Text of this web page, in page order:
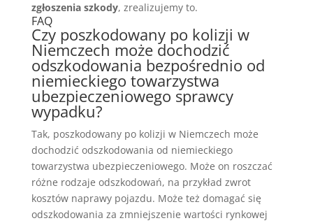
zgłoszenia szkody, zrealizujemy to.
FAQ
Czy poszkodowany po kolizji w
Niemczech może dochodzić
odszkodowania bezpośrednio od
niemieckiego towarzystwa
ubezpieczeniowego sprawcy
wypadku?
Tak, poszkodowany po kolizji w Niemczech może
dochodzić odszkodowania od niemieckiego
towarzystwa ubezpieczeniowego. Może on roszczać
różne rodzaje odszkodowań, na przykład zwrot
kosztów naprawy pojazdu. Może też domagać się
odszkodowania za zmniejszenie wartości rynkowej